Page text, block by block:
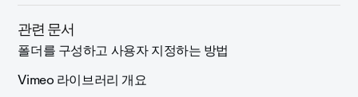
관련 문서
폴더를 구성하고 사용자 지정하는 방법
Vimeo 라이브러리 개요